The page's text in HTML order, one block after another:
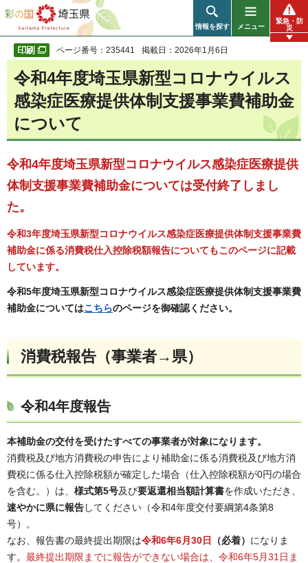
彩の国 埼玉県
情報を探す メニュー
緊急・防
災
ページ番号：235441 掲載日：2026年1月6日
令和4年度埼玉県新型コロナウイルス
感染症医療提供体制支援事業費補助金
について
令和4年度埼玉県新型コロナウイルス感染症医療提供
体制支援事業費補助金については受付終了しまし
た。
令和3年度埼玉県新型コロナウイルス感染症医療提供体制支援事業費
補助金に係る消費税仕入控除税額報告についてもこのページに記載
しています。
令和5年度埼玉県新型コロナウイルス感染症医療提供体制支援事業費
補助金についてはこちらのページを御確認ください。
消費税報告（事業者→県）
令和4年度報告
本補助金の交付を受けたすべての事業者が対象になります。
消費税及び地方消費税の申告により補助金に係る消費税及び地方消
費税に係る仕入控除税額が確定した場合（仕入控除税額が0円の場合
を含む。）は、 様式第5号及び要返還相当額計算書を作成いただき、
速やかに県に報告してください（令和4年度交付要綱第4条第8
号）。
なお、報告書の最終提出期限は令和6年6月30日 （必着） になりま
す。 最終提出期限までに報告ができない場合は、令和6年5月31日ま